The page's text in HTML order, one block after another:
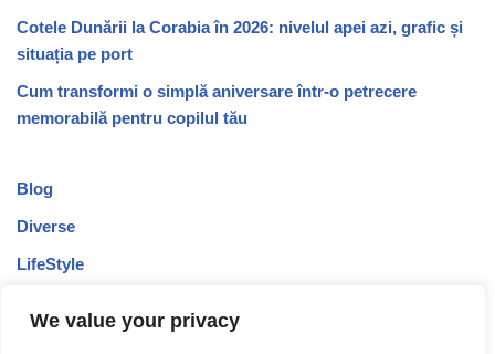
We value your privacy
Cotele Dunării la Corabia în 2026: nivelul apei azi, grafic și
situația pe port
Cum transformi o simplă aniversare într-o petrecere
memorabilă pentru copilul tău
Blog
Diverse
LifeStyle